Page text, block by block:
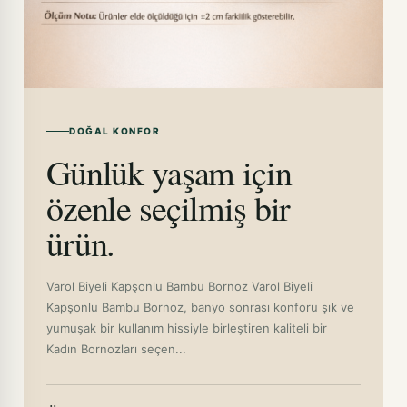
SİYAH-BEYAZ-S/M
MİNT-3XL
PUDRA-L/XL
PUDRA-S/M
DOĞAL KONFOR
Günlük yaşam için
özenle seçilmiş bir
ürün.
Varol Biyeli Kapşonlu Bambu Bornoz Varol Biyeli
Kapşonlu Bambu Bornoz, banyo sonrası konforu şık ve
yumuşak bir kullanım hissiyle birleştiren kaliteli bir
Kadın Bornozları seçen...